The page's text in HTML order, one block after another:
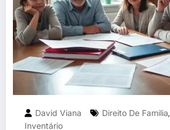
David Viana Direito De Familia,
Inventário